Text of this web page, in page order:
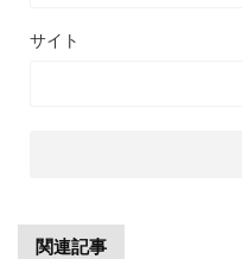
サイト
関連記事